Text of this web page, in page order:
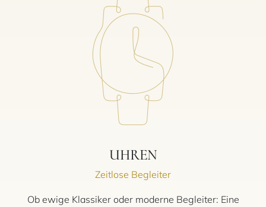
UHREN
Zeitlose Begleiter
Ob ewige Klassiker oder moderne Begleiter: Eine